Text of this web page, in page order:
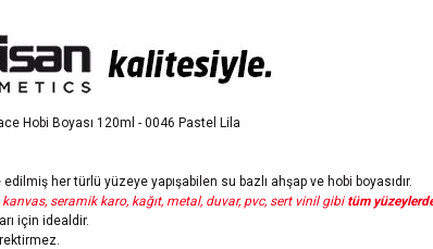
Hobi Boyası 120ml - 0046 Pastel Lila
her türlü yüzeye yapışabilen su bazlı ahşap ve hobi boyasıdır.
seramik karo, kağıt, metal, duvar, pvc, sert vinil gibi tüm
için idealdir.